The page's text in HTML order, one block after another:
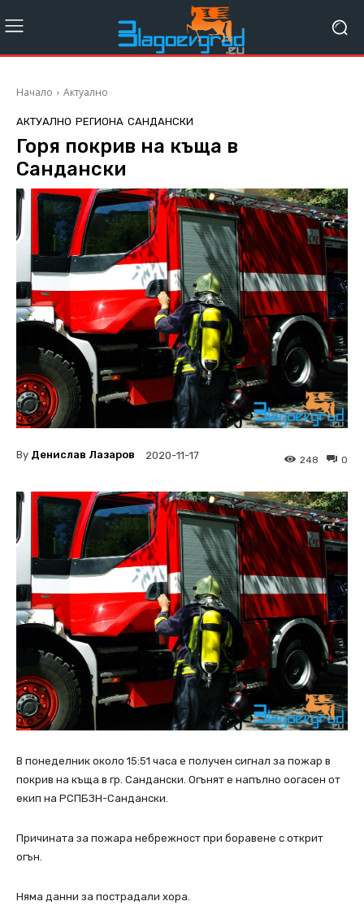
Начало Актуално
АКТУАЛНО РЕГИОНА САНДАНСКИ
Горя покрив на къща в
Сандански
By Денислав Лазаров 2020-11-17 0
248
В понеделник около 15:51 часа е получен сигнал за пожар в
покрив на къща в гр. Сандански. Огънят е напълно оогасен от
екип на РСПБЗН-Сандански.
Причината за пожара небрежност при боравене с открит
огън.
Няма данни за пострадали хора.